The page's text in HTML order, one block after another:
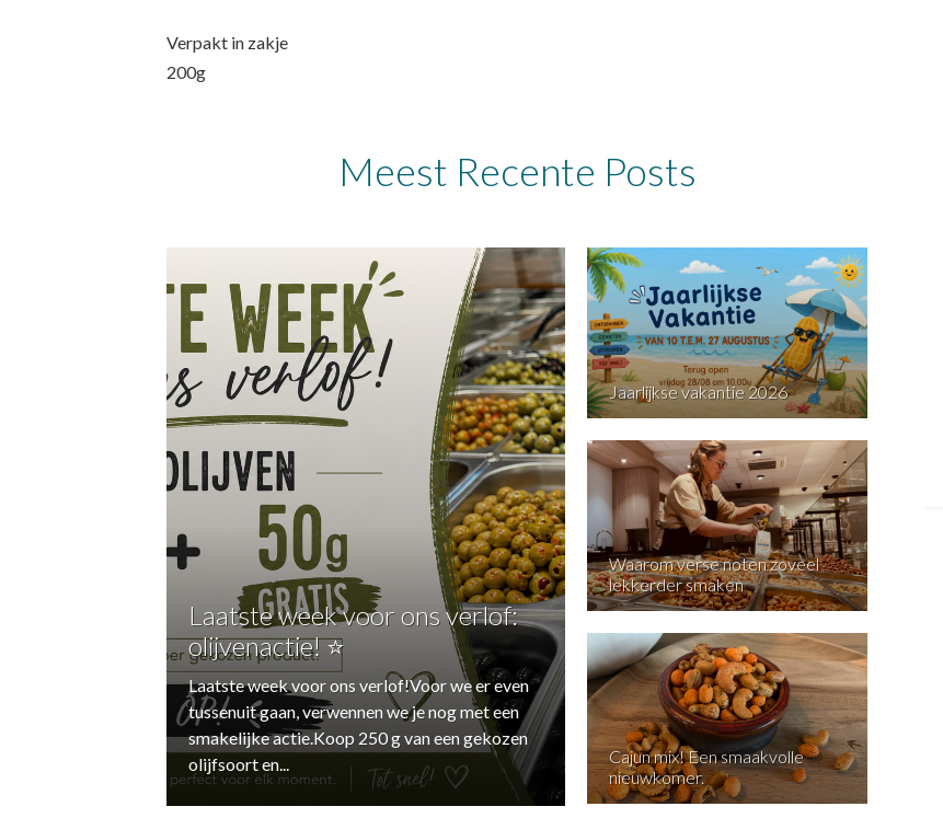
Verpakt in zakje
200g
Meest Recente Posts
Laatste week voor ons verlof:
olijvenactie! ⭐
Laatste week voor ons verlof!Voor we er even
tussenuit gaan, verwennen we je nog met een
smakelijke actie.Koop 250 g van een gekozen
olijfsoort en...
Jaarlijkse vakantie 2026
Waarom verse noten zoveel
lekkerder smaken
Cajun mix! Een smaakvolle
nieuwkomer.